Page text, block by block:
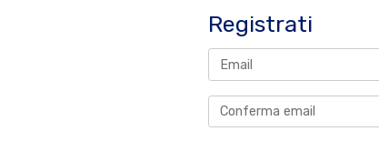
Registrati